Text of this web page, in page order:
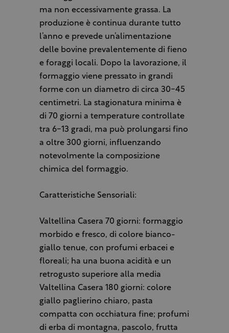
ma non eccessivamente grassa. La
produzione è continua durante tutto
l’anno e prevede un’alimentazione
delle bovine prevalentemente di fieno
e foraggi locali. Dopo la lavorazione, il
formaggio viene pressato in grandi
forme con un diametro di circa 30-45
centimetri. La stagionatura minima è
di 70 giorni a temperature controllate
tra 6-13 gradi, ma può prolungarsi fino
a oltre 300 giorni, influenzando
notevolmente la composizione
chimica del formaggio.
Caratteristiche Sensoriali:
Valtellina Casera 70 giorni: formaggio
morbido e fresco, di colore bianco-
giallo tenue, con profumi erbacei e
floreali; ha una buona acidità e un
retrogusto superiore alla media
Valtellina Casera 180 giorni: colore
giallo paglierino chiaro, pasta
compatta con occhiatura fine; profumi
di erba di montagna, pascolo, frutta